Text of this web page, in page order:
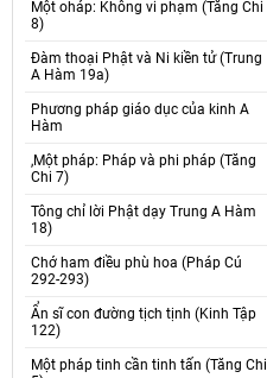
Một oháp: Không vi phạm (Tăng Chi
8)
Đàm thoại Phật và Ni kiền tử (Trung
A Hàm 19a)
Phương pháp giáo dục của kinh A
Hàm
,Một pháp: Pháp và phi pháp (Tăng
Chi 7)
Tông chỉ lời Phật dạy Trung A Hàm
18)
Chớ ham điều phù hoa (Pháp Cú
292-293)
Ẩn sĩ con đường tịch tịnh (Kinh Tập
122)
Một pháp tinh cần tinh tấn (Tăng Chi